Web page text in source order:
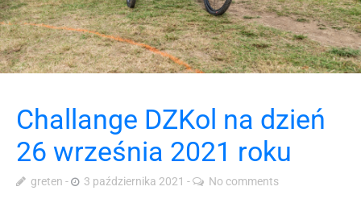
Challange DZKol na dzień
26 września 2021 roku
greten 3 października 2021 No comments